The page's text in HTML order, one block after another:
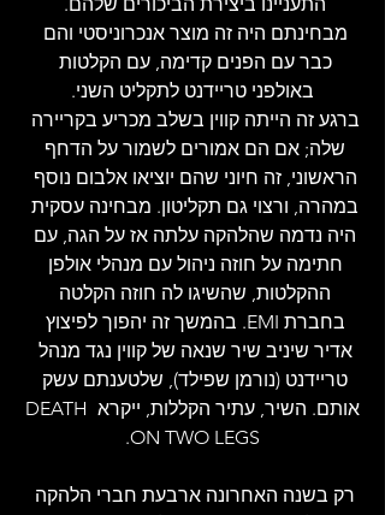
מבחינתם היה זה מוצר אנכרוניסטי והם
כבר עם הפנים קדימה, עם הקלטות
באולפני טריידנט לתקליט השני.
ברגע זה הייתה קווין בשלב מכריע בקריירה
שלה; אם הם אמורים לשמור על הדחף
הראשוני, זה חיוני שהם יוציאו אלבום נוסף
במהרה, ורצוי גם תקליטון. מבחינה עסקית
היה נדמה שהלהקה עלתה אז על הגה, עם
חתימה על חוזה ניהול עם מנהלי אולפן
ההקלטות, שהשיגו לה חוזה הקלטה
בחברת EMI. בהמשך זה יהפוך לפיצוץ
אדיר שיניב שיר שנאה של קווין נגד מנהל
טריידנט (נורמן שפילד), שלטענתם עשק
אותם. השיר, עתיר הקללות, ייקרא DEATH
ON TWO LEGS.
רק בשנה האחרונה ארבעת חברי הלהקה